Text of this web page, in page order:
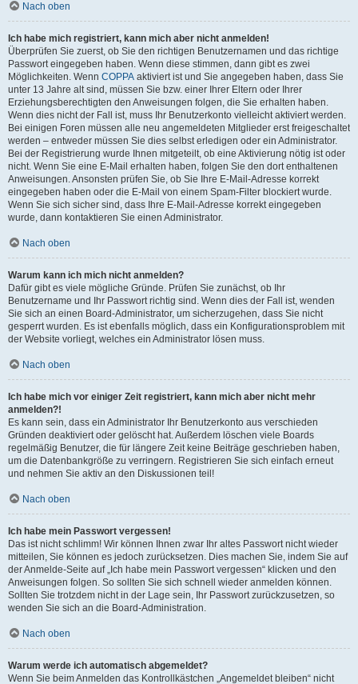
Nach oben
Ich habe mich registriert, kann mich aber nicht anmelden!
Überprüfen Sie zuerst, ob Sie den richtigen Benutzernamen und das richtige
Passwort eingegeben haben. Wenn diese stimmen, dann gibt es zwei
Möglichkeiten. Wenn COPPA aktiviert ist und Sie angegeben haben, dass Sie
unter 13 Jahre alt sind, müssen Sie bzw. einer Ihrer Eltern oder Ihrer
Erziehungsberechtigten den Anweisungen folgen, die Sie erhalten haben.
Wenn dies nicht der Fall ist, muss Ihr Benutzerkonto vielleicht aktiviert werden.
Bei einigen Foren müssen alle neu angemeldeten Mitglieder erst freigeschaltet
werden – entweder müssen Sie dies selbst erledigen oder ein Administrator.
Bei der Registrierung wurde Ihnen mitgeteilt, ob eine Aktivierung nötig ist oder
nicht. Wenn Sie eine E-Mail erhalten haben, folgen Sie den dort enthaltenen
Anweisungen. Ansonsten prüfen Sie, ob Sie Ihre E-Mail-Adresse korrekt
eingegeben haben oder die E-Mail von einem Spam-Filter blockiert wurde.
Wenn Sie sich sicher sind, dass Ihre E-Mail-Adresse korrekt eingegeben
wurde, dann kontaktieren Sie einen Administrator.
Nach oben
Warum kann ich mich nicht anmelden?
Dafür gibt es viele mögliche Gründe. Prüfen Sie zunächst, ob Ihr
Benutzername und Ihr Passwort richtig sind. Wenn dies der Fall ist, wenden
Sie sich an einen Board-Administrator, um sicherzugehen, dass Sie nicht
gesperrt wurden. Es ist ebenfalls möglich, dass ein Konfigurationsproblem mit
der Website vorliegt, welches ein Administrator lösen muss.
Nach oben
Ich habe mich vor einiger Zeit registriert, kann mich aber nicht mehr
anmelden?!
Es kann sein, dass ein Administrator Ihr Benutzerkonto aus verschieden
Gründen deaktiviert oder gelöscht hat. Außerdem löschen viele Boards
regelmäßig Benutzer, die für längere Zeit keine Beiträge geschrieben haben,
um die Datenbankgröße zu verringern. Registrieren Sie sich einfach erneut
und nehmen Sie aktiv an den Diskussionen teil!
Nach oben
Ich habe mein Passwort vergessen!
Das ist nicht schlimm! Wir können Ihnen zwar Ihr altes Passwort nicht wieder
mitteilen, Sie können es jedoch zurücksetzen. Dies machen Sie, indem Sie auf
der Anmelde-Seite auf „Ich habe mein Passwort vergessen“ klicken und den
Anweisungen folgen. So sollten Sie sich schnell wieder anmelden können.
Sollten Sie trotzdem nicht in der Lage sein, Ihr Passwort zurückzusetzen, so
wenden Sie sich an die Board-Administration.
Nach oben
Warum werde ich automatisch abgemeldet?
Wenn Sie beim Anmelden das Kontrollkästchen „Angemeldet bleiben“ nicht